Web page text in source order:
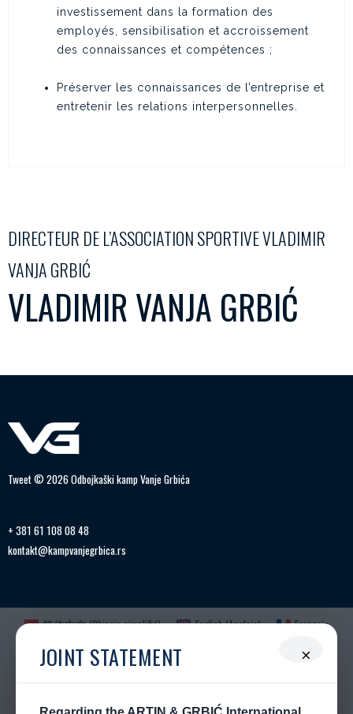
investissement dans la formation des
employés, sensibilisation et accroissement
des connaissances et compétences ;
Préserver les connaissances de l’entreprise et
entretenir les relations interpersonnelles.
DIRECTEUR DE L’ASSOCIATION SPORTIVE VLADIMIR
VANJA GRBIĆ
VLADIMIR VANJA GRBIĆ
Tweet © 2026 Odbojkaški kamp Vanje Grbića
+ 381 61 108 08 48
kontakt@kampvanjegrbica.rs
×
JOINT STATEMENT
简体中文(Chinois simplifié) English(Anglais)
Français
Magyar (Hongrois) Italiano Japonais
Română( Roumain Русский(Russe српски Serbe